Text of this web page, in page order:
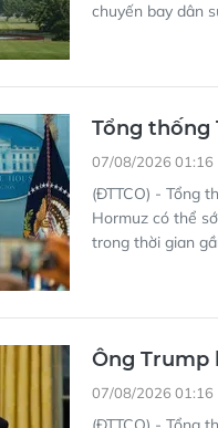
chuyến bay dân
Tổng thống
07/08/2026 01:16
(ĐTTCO) - Tổng
Hormuz có thể
trong thời gian
Ông Trump
07/08/2026 01:16